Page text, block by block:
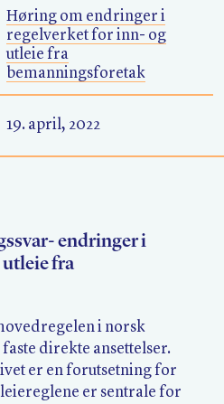
Høring om endringer i
regelverket for inn- og
utleie fra
bemanningsforetak
19. april, 2022
endringer i
fra
i norsk
direkte ansettelser.
er en forutsetning for
er sentrale for